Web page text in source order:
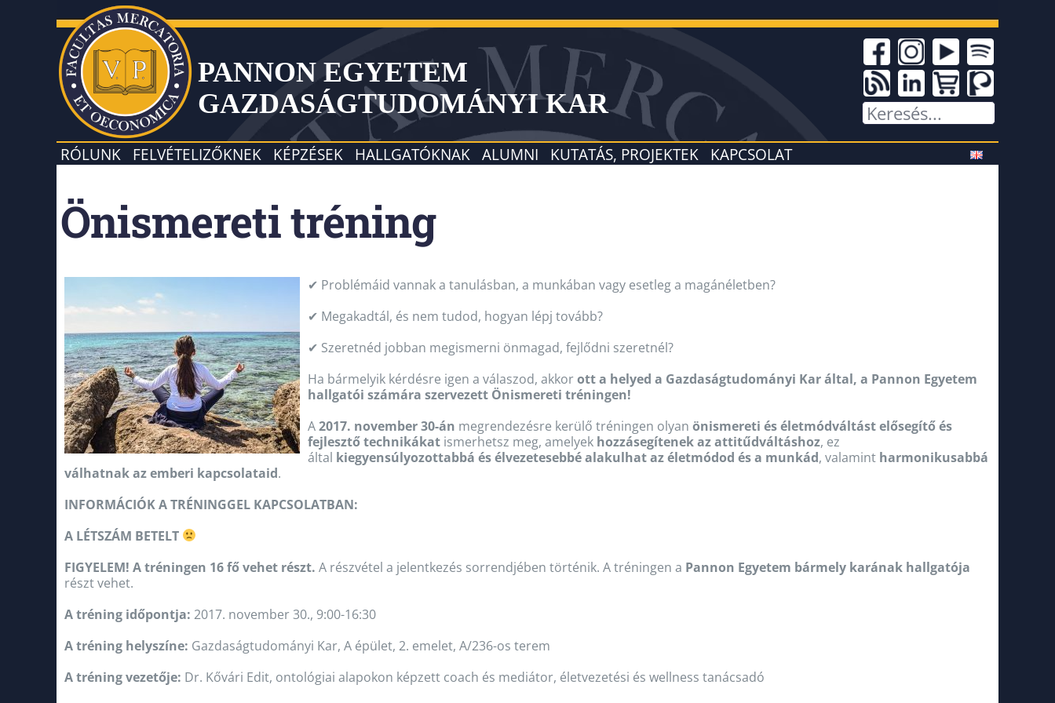
PANNON EGYETEM
GAZDASÁGTUDOMÁNYI KAR
RÓLUNK FELVÉTELIZŐKNEK KÉPZÉSEK HALLGATÓKNAK ALUMNI KUTATÁS, PROJEKTEK KAPCSOLAT
Önismereti tréning
✔ Problémáid vannak a tanulásban, a munkában vagy esetleg a magánéletben?
✔ Megakadtál, és nem tudod, hogyan lépj tovább?
✔ Szeretnéd jobban megismerni önmagad, fejlődni szeretnél?
Ha bármelyik kérdésre igen a válaszod, akkorott a helyed a Gazdaságtudományi Kar által, a Pannon Egyetem
hallgatói számára szervezett Önismereti tréningen!
A2017. november 30-án megrendezésre kerülő tréningen olyan önismereti és életmódváltást elősegítő és
fejlesztő technikákat ismerhetsz meg, amelyek hozzásegítenek az attitűdváltáshoz, ez
által kiegyensúlyozottabbá és élvezetesebbé alakulhat az életmódod és a munkád, valamint harmonikusabbá
válhatnak az emberi kapcsolataid.
INFORMÁCIÓK A TRÉNINGGEL KAPCSOLATBAN:
A LÉTSZÁM BETELT
FIGYELEM! A tréningen 16 fő vehet részt. A részvétel a jelentkezés sorrendjében történik. A tréningen a Pannon Egyetem bármely karának hallgatója
részt vehet.
A tréning időpontja: 2017. november 30., 9:00-16:30
A tréning helyszíne: Gazdaságtudományi Kar, A épület, 2. emelet, A/236-os terem
A tréning vezetője: Dr. Kővári Edit, ontológiai alapokon képzett coach és mediátor, életvezetési és wellness tanácsadó